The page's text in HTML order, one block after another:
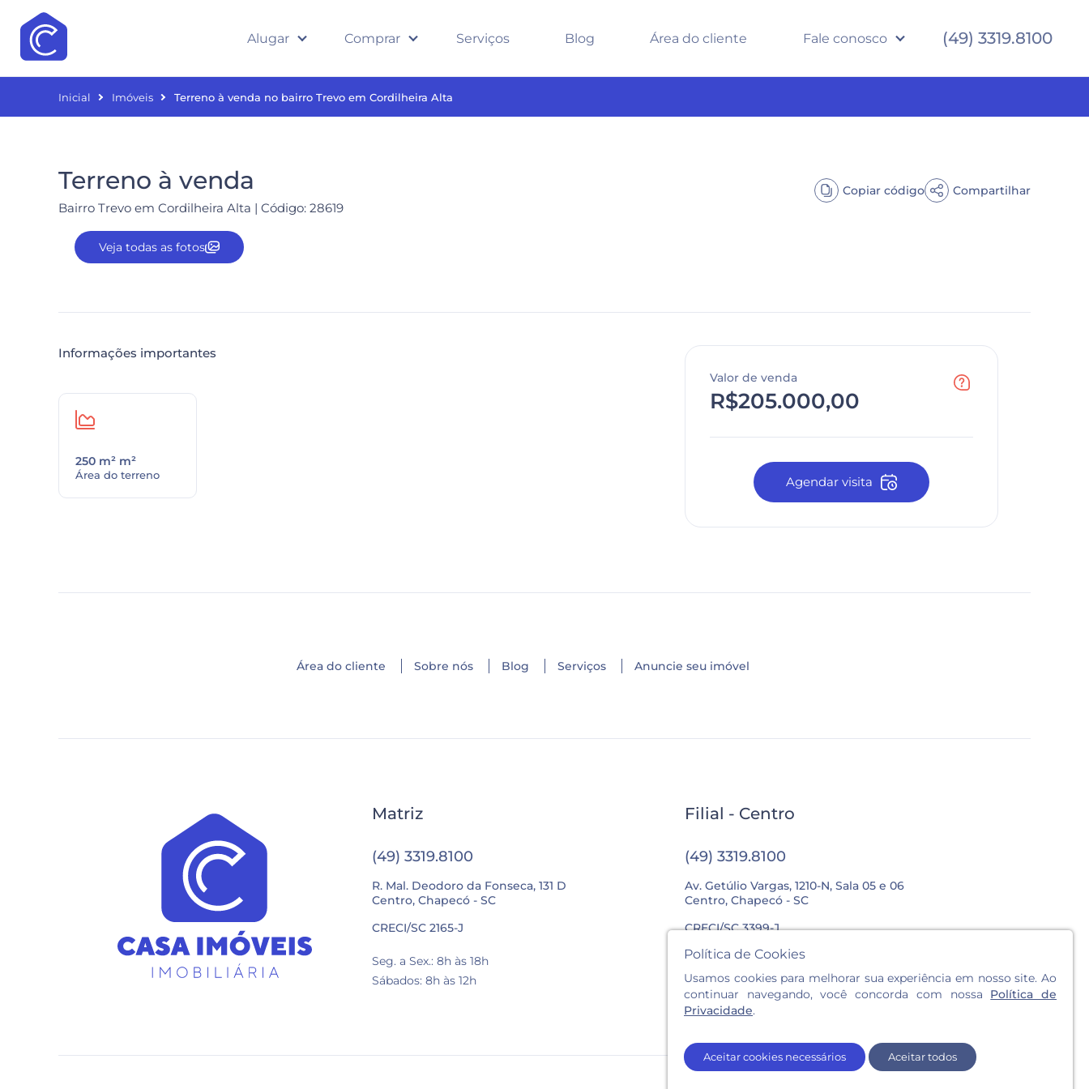
Alugar Comprar Serviços Blog Área do cliente Fale conosco (49) 3319.8100
Inicial Imóveis Terreno à venda no bairro Trevo em Cordilheira Alta
Terreno à venda
Bairro Trevo em Cordilheira Alta | Código: 28619
Copiar código Compartilhar
Veja todas as fotos
Informações importantes
250 m² m²
Área do terreno
Valor de venda
R$205.000,00
Agendar visita
Área do cliente Sobre nós Blog Serviços Anuncie seu imóvel
Matriz
(49) 3319.8100
R. Mal. Deodoro da Fonseca, 131 D
Centro, Chapecó - SC
CRECI/SC 2165-J
Seg. a Sex.: 8h às 18h
Sábados: 8h às 12h
Filial - Centro
(49) 3319.8100
Av. Getúlio Vargas, 1210-N, Sala 05 e 06
Centro, Chapecó - SC
CRECI/SC 3399-J
Seg. a Sex.: 8h às 12h / 13:30h às 18h
Sábados: 8h às 12h
Política de Cookies
Usamos cookies para melhorar sua experiência em nosso site. Ao
continuar navegando, você concorda com nossa Política de
Privacidade.
Aceitar cookies necessários Aceitar todos